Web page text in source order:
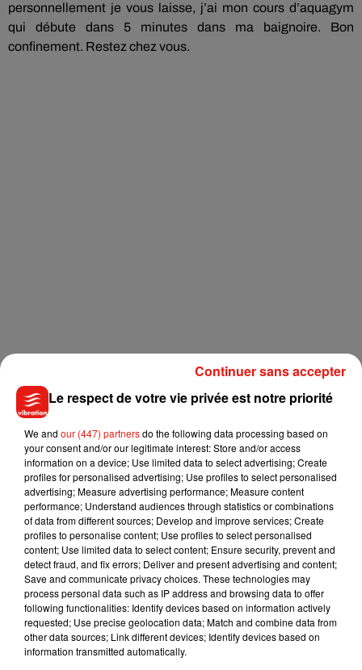
personnellement je vous laisse, j’ai mon cours d’aquagym
qui débute dans 5 minutes dans ma baignoire. Bon
confinement. Restez chez vous.
Le respect de votre vie privée est notre priorité
We and our (447) partnersdo the following data processing based on
your consent and/or our legitimate interest: Store and/or access
information on a device; Use limited data to select advertising; Create
profiles for personalised advertising; Use profiles to select personalised
advertising; Measure advertising performance; Measure content
performance; Understand audiences through statistics or combinations
of data from different sources; Develop and improve services; Create
profiles to personalise content; Use profiles to select personalised
content; Use limited data to select content; Ensure security, prevent and
detect fraud, and fix errors; Deliver and present advertising and content;
Save and communicate privacy choices. These technologies may
process personal data such as IP address and browsing data to offer
following functionalities: Identify devices based on information actively
requested; Use precise geolocation data; Match and combine data from
other data sources; Link different devices; Identify devices based on
information transmitted automatically.
Continuer sans accepter